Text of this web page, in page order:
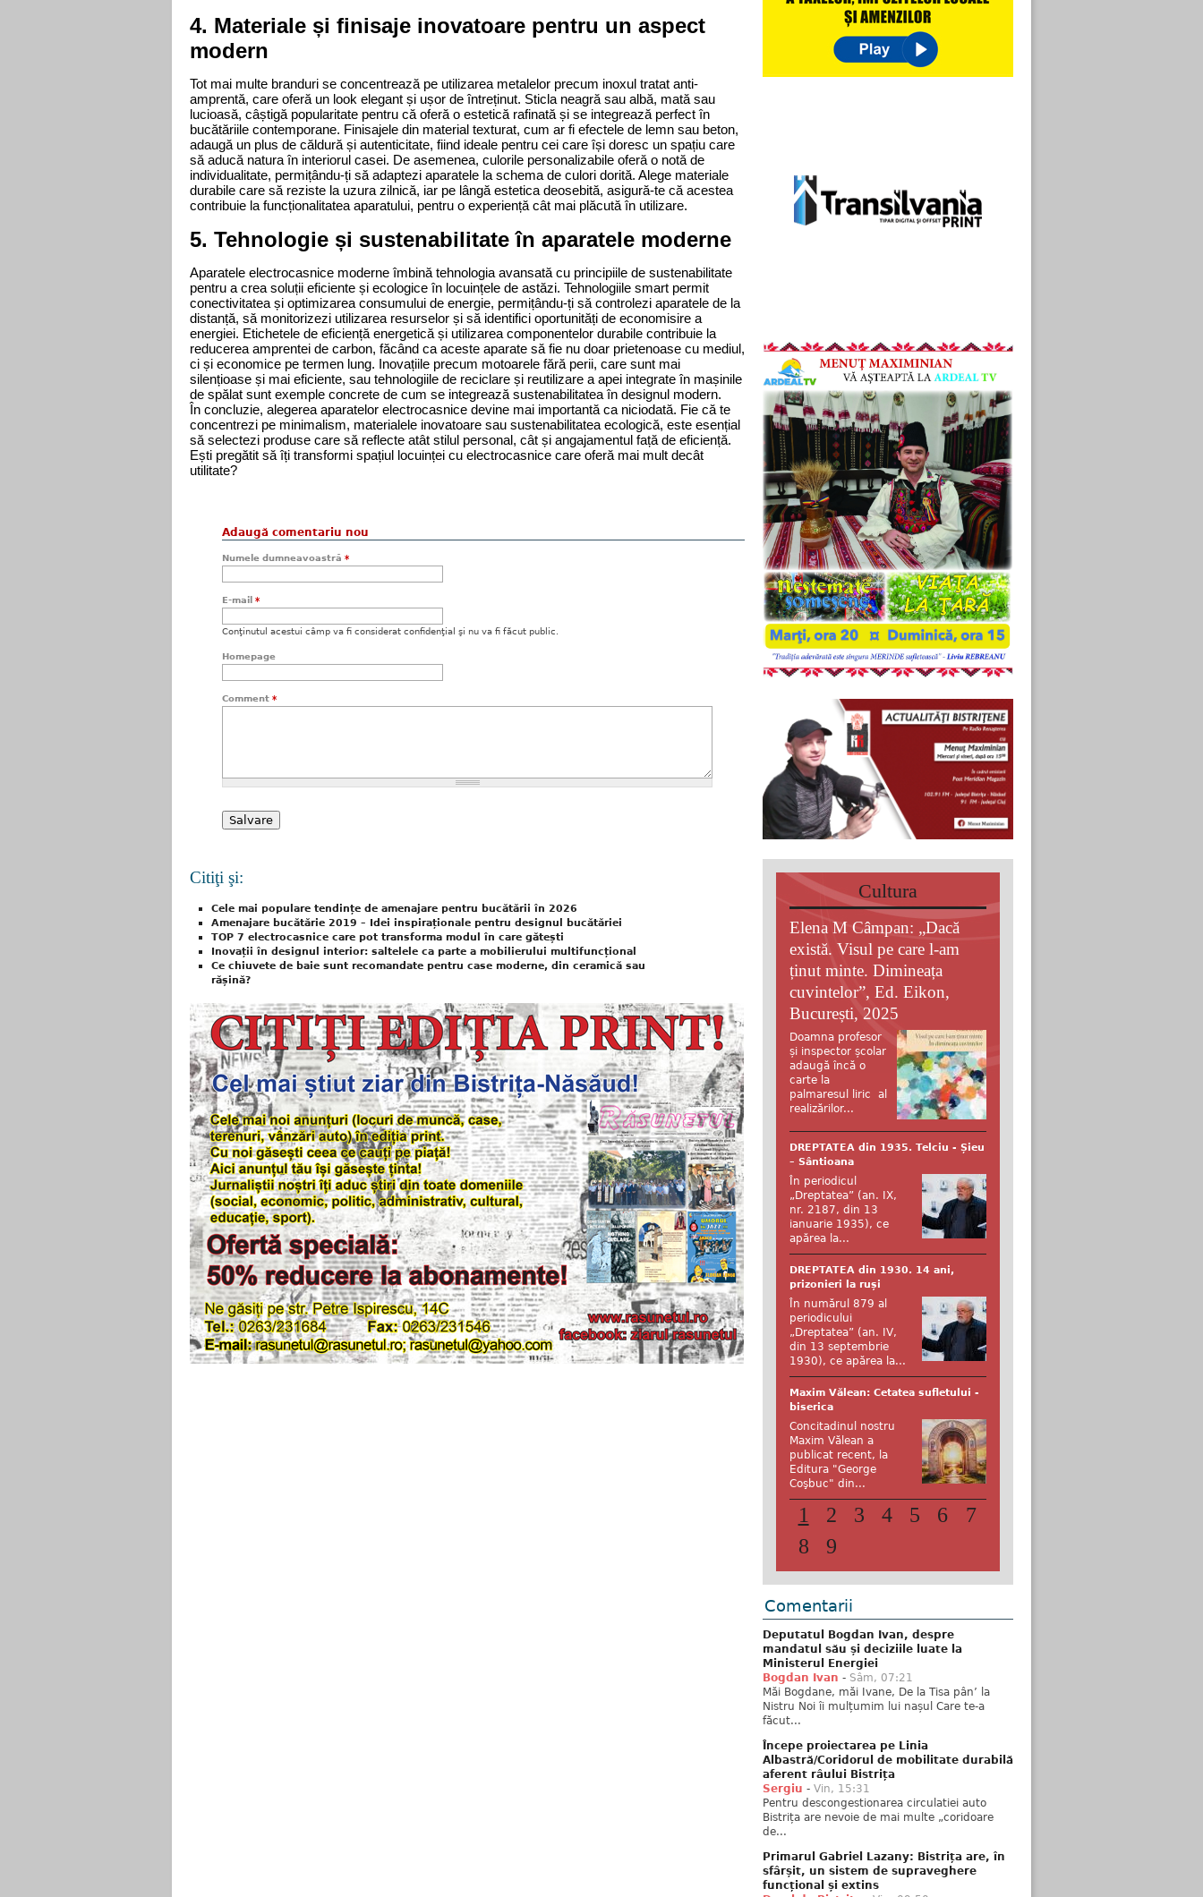
4. Materiale și finisaje inovatoare pentru un aspect
modern
Tot mai multe branduri se concentrează pe utilizarea metalelor precum inoxul tratat anti-
amprentă, care oferă un look elegant și ușor de întreținut. Sticla neagră sau albă, mată sau
lucioasă, câștigă popularitate pentru că oferă o estetică rafinată și se integrează perfect în
bucătăriile contemporane. Finisajele din material texturat, cum ar fi efectele de lemn sau beton,
adaugă un plus de căldură și autenticitate, fiind ideale pentru cei care își doresc un spațiu care
să aducă natura în interiorul casei. De asemenea, culorile personalizabile oferă o notă de
individualitate, permițându-ți să adaptezi aparatele la schema de culori dorită. Alege materiale
durabile care să reziste la uzura zilnică, iar pe lângă estetica deosebită, asigură-te că acestea
contribuie la funcționalitatea aparatului, pentru o experiență cât mai plăcută în utilizare.
5. Tehnologie și sustenabilitate în aparatele moderne
Aparatele electrocasnice moderne îmbină tehnologia avansată cu principiile de sustenabilitate
pentru a crea soluții eficiente și ecologice în locuințele de astăzi. Tehnologiile smart permit
conectivitatea și optimizarea consumului de energie, permițându-ți să controlezi aparatele de la
distanță, să monitorizezi utilizarea resurselor și să identifici oportunități de economisire a
energiei. Etichetele de eficiență energetică și utilizarea componentelor durabile contribuie la
reducerea amprentei de carbon, făcând ca aceste aparate să fie nu doar prietenoase cu mediul,
ci și economice pe termen lung. Inovațiile precum motoarele fără perii, care sunt mai
silențioase și mai eficiente, sau tehnologiile de reciclare și reutilizare a apei integrate în mașinile
de spălat sunt exemple concrete de cum se integrează sustenabilitatea în designul modern.
În concluzie, alegerea aparatelor electrocasnice devine mai importantă ca niciodată. Fie că te
concentrezi pe minimalism, materialele inovatoare sau sustenabilitatea ecologică, este esențial
să selectezi produse care să reflecte atât stilul personal, cât și angajamentul față de eficiență.
Ești pregătit să îți transformi spațiul locuinței cu electrocasnice care oferă mai mult decât
utilitate?
Adaugă comentariu nou
Numele dumneavoastră *
E-mail *
Conţinutul acestui câmp va fi considerat confidenţial şi nu va fi făcut public.
Homepage
Comment *
Citiţi şi:
Cele mai populare tendințe de amenajare pentru bucătării în 2026
Amenajare bucătărie 2019 – Idei inspiraționale pentru designul bucătăriei
TOP 7 electrocasnice care pot transforma modul în care gătești
Inovații în designul interior: saltelele ca parte a mobilierului multifuncțional
Ce chiuvete de baie sunt recomandate pentru case moderne, din ceramică sau
rășină?
Cultura
Elena M Câmpan: „Dacă
există. Visul pe care l-am
ținut minte. Dimineața
cuvintelor”, Ed. Eikon,
București, 2025
Doamna profesor
și inspector școlar
adaugă încă o
carte la
palmaresul liric al
realizărilor...
DREPTATEA din 1935. Telciu - Șieu
– Sântioana
În periodicul
„Dreptatea” (an. IX,
nr. 2187, din 13
ianuarie 1935), ce
apărea la...
DREPTATEA din 1930. 14 ani,
prizonieri la ruși
În numărul 879 al
periodicului
„Dreptatea” (an. IV,
din 13 septembrie
1930), ce apărea la...
Maxim Vălean: Cetatea sufletului -
biserica
Concitadinul nostru
Maxim Vălean a
publicat recent, la
Editura "George
Coşbuc" din...
1 2 3 4 5 6
7
8
9
Comentarii
Deputatul Bogdan Ivan, despre
mandatul său și deciziile luate la
Ministerul Energiei
Bogdan Ivan - Sâm, 07:21
Măi Bogdane, măi Ivane, De la Tisa pân’ la
Nistru Noi îi mulțumim lui nașul Care te-a
făcut...
Începe proiectarea pe Linia
Albastră/Coridorul de mobilitate durabilă
aferent râului Bistrița
Sergiu - Vin, 15:31
Pentru descongestionarea circulatiei auto
Bistrița are nevoie de mai multe „coridoare
de...
Primarul Gabriel Lazany: Bistrița are, în
sfârșit, un sistem de supraveghere
funcțional și extins